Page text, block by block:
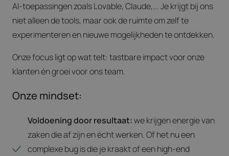
AI-toepassingen zoals Lovable, Claude,... Je krijgt bij ons
niet alleen de tools, maar ook de ruimte om zelf te
experimenteren en nieuwe mogelijkheden te ontdekken.
Onze focus ligt op wat telt: tastbare impact voor onze
klanten én groei voor ons team.
Onze mindset:
Voldoening door resultaat:we krijgen energie van
zaken die af zijn en écht werken. Of het nu een
complexe bug is die je kraakt of een high-end